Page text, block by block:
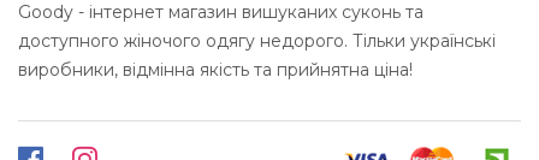
Goody - інтернет магазин вишуканих суконь та
доступного жіночого одягу недорого. Тільки українські
виробники, відмінна якість та прийнятна ціна!